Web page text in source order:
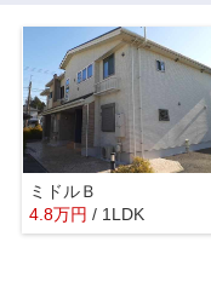
ミドルＢ
4.8万円 / 1LDK